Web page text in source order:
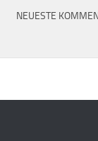
NEUESTE